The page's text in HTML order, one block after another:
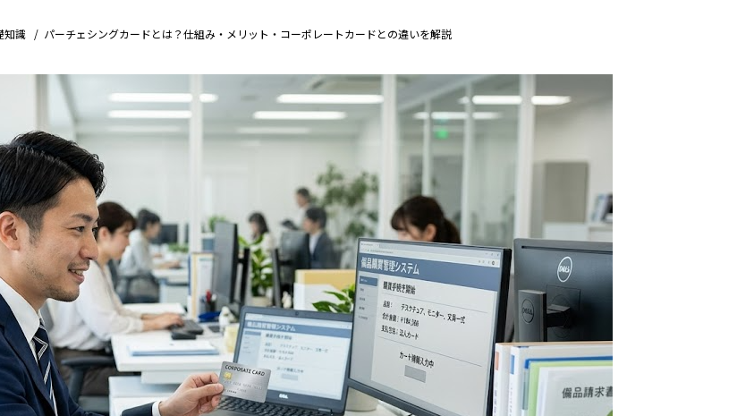
知識 パーチェシングカードとは？仕組み・メリット・コーポレートカードとの違いを解説